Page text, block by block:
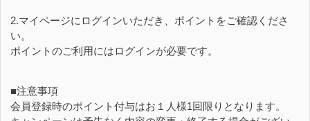
2.マイページにログインいただき、ポイントをご確認くださ
い。
ポイントのご利用にはログインが必要です。
■注意事項
会員登録時のポイント付与はお１人様1回限りとなります。